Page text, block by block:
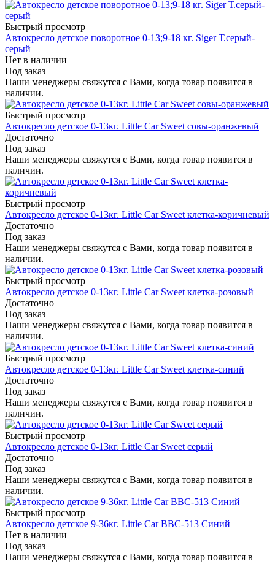
Быстрый просмотр
Автокресло детское поворотное 0-13;9-18 кг. Siger Т.серый-
серый
Нет в наличии
Под заказ
Наши менеджеры свяжутся с Вами, когда товар появится в
наличии.
Быстрый просмотр
Автокресло детское 0-13кг. Little Car Sweet совы-оранжевый
Достаточно
Под заказ
Наши менеджеры свяжутся с Вами, когда товар появится в
наличии.
Быстрый просмотр
Автокресло детское 0-13кг. Little Car Sweet клетка-коричневый
Достаточно
Под заказ
Наши менеджеры свяжутся с Вами, когда товар появится в
наличии.
Быстрый просмотр
Автокресло детское 0-13кг. Little Car Sweet клетка-розовый
Достаточно
Под заказ
Наши менеджеры свяжутся с Вами, когда товар появится в
наличии.
Быстрый просмотр
Автокресло детское 0-13кг. Little Car Sweet клетка-синий
Достаточно
Под заказ
Наши менеджеры свяжутся с Вами, когда товар появится в
наличии.
Быстрый просмотр
Автокресло детское 0-13кг. Little Car Sweet серый
Достаточно
Под заказ
Наши менеджеры свяжутся с Вами, когда товар появится в
наличии.
Быстрый просмотр
Автокресло детское 9-36кг. Little Car BBC-513 Синий
Нет в наличии
Под заказ
Наши менеджеры свяжутся с Вами, когда товар появится в